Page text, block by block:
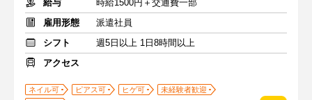
給与
時給1500円＋交通費一部
雇用形態
派遣社員
シフト
週5日以上 1日8時間以上
アクセス
ネイル可 ピアス可 ヒゲ可
未経験者歓迎